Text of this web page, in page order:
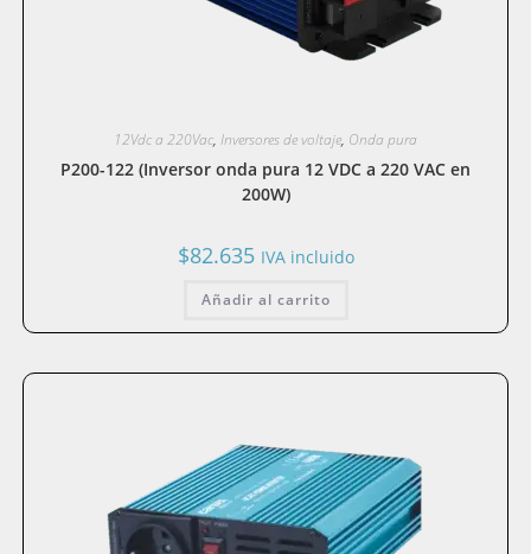
12Vdc a 220Vac, Inversores de voltaje, Onda pura
P200-122 (Inversor onda pura 12 VDC a 220 VAC en
200W)
$82.635 IVA incluido
Añadir al carrito